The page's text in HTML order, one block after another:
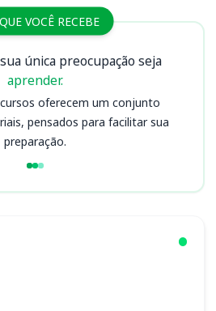
VOCÊ RECEBE
única preocupação seja
aprender.
oferecem um conjunto
pensados para facilitar sua
preparação.